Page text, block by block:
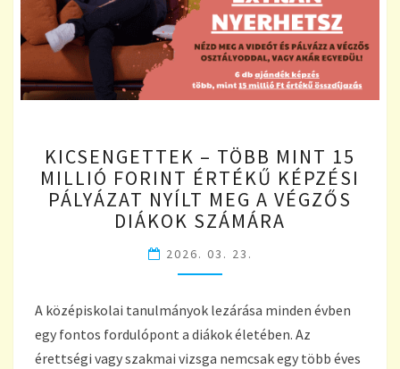
–
TÖBB
MINT
15
FORINT
ÉRTÉKŰ
PÁLYÁZAT
NYÍLT
MEG
KICSENGETTEK – TÖBB MINT 15
MILLIÓ FORINT ÉRTÉKŰ KÉPZÉSI
PÁLYÁZAT NYÍLT MEG A VÉGZŐS
DIÁKOK SZÁMÁRA
2026. 03. 23.
A középiskolai tanulmányok lezárása minden évben
egy fontos fordulópont a diákok életében. Az
érettségi vagy szakmai vizsga nemcsak egy több éves